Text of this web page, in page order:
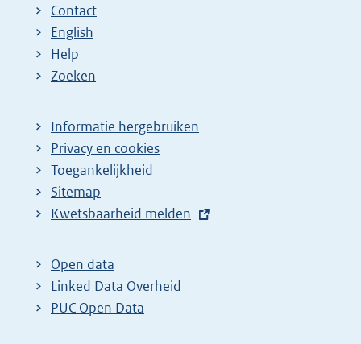
Contact
English
Help
Zoeken
Informatie hergebruiken
Privacy en cookies
Toegankelijkheid
Sitemap
E
t
e
r
Kwetsbaarheid melden
Open data
Linked Data Overheid
PUC Open Data